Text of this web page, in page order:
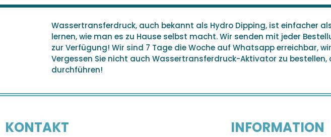
Wassertransferdruck, auch bekannt als Hydro Dipping, ist einfacher
lernen, wie man es zu Hause selbst macht. Wir senden mit jeder
zur Verfügung! Wir sind 7 Tage die Woche auf Whatsapp erreichbar,
Vergessen Sie nicht auch Wassertransferdruck-Aktivator zu
durchführen!
KONTAKT INFORMATION